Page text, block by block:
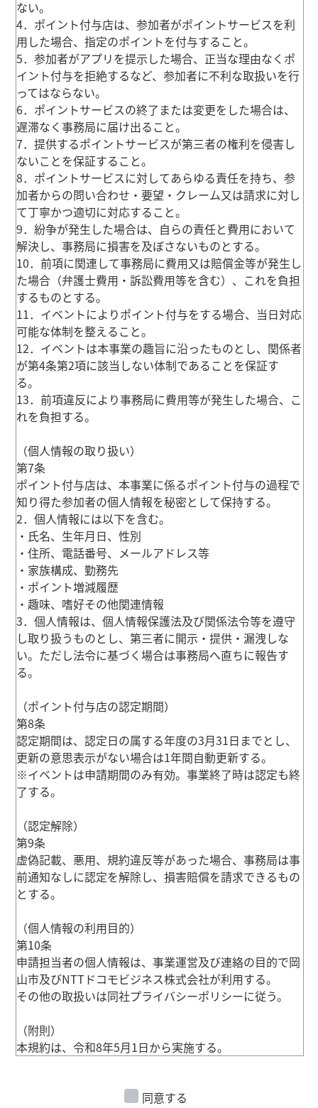
ない。
4．ポイント付与店は、参加者がポイントサービスを利
用した場合、指定のポイントを付与すること。
5．参加者がアプリを提示した場合、正当な理由なくポ
イント付与を拒絶するなど、参加者に不利な取扱いを行
ってはならない。
6．ポイントサービスの終了または変更をした場合は、
遅滞なく事務局に届け出ること。
7．提供するポイントサービスが第三者の権利を侵害し
ないことを保証すること。
8．ポイントサービスに対してあらゆる責任を持ち、参
加者からの問い合わせ・要望・クレーム又は請求に対し
て丁寧かつ適切に対応すること。
9．紛争が発生した場合は、自らの責任と費用において
解決し、事務局に損害を及ぼさないものとする。
10．前項に関連して事務局に費用又は賠償金等が発生し
た場合（弁護士費用・訴訟費用等を含む）、これを負担
するものとする。
11．イベントによりポイント付与をする場合、当日対応
可能な体制を整えること。
12．イベントは本事業の趣旨に沿ったものとし、関係者
が第4条第2項に該当しない体制であることを保証す
る。
13．前項違反により事務局に費用等が発生した場合、こ
れを負担する。
（個人情報の取り扱い）
第7条
ポイント付与店は、本事業に係るポイント付与の過程で
知り得た参加者の個人情報を秘密として保持する。
2．個人情報には以下を含む。
・氏名、生年月日、性別
・住所、電話番号、メールアドレス等
・家族構成、勤務先
・ポイント増減履歴
・趣味、嗜好その他関連情報
3．個人情報は、個人情報保護法及び関係法令等を遵守
し取り扱うものとし、第三者に開示・提供・漏洩しな
い。ただし法令に基づく場合は事務局へ直ちに報告す
る。
（ポイント付与店の認定期間）
第8条
認定期間は、認定日の属する年度の3月31日までとし、
更新の意思表示がない場合は1年間自動更新する。
※イベントは申請期間のみ有効。事業終了時は認定も終
了する。
（認定解除）
第9条
虚偽記載、悪用、規約違反等があった場合、事務局は事
前通知なしに認定を解除し、損害賠償を請求できるもの
とする。
（個人情報の利用目的）
第10条
申請担当者の個人情報は、事業運営及び連絡の目的で岡
山市及びNTTドコモビジネス株式会社が利用する。
その他の取扱いは同社プライバシーポリシーに従う。
（附則）
本規約は、令和8年5月1日から実施する。
同意する